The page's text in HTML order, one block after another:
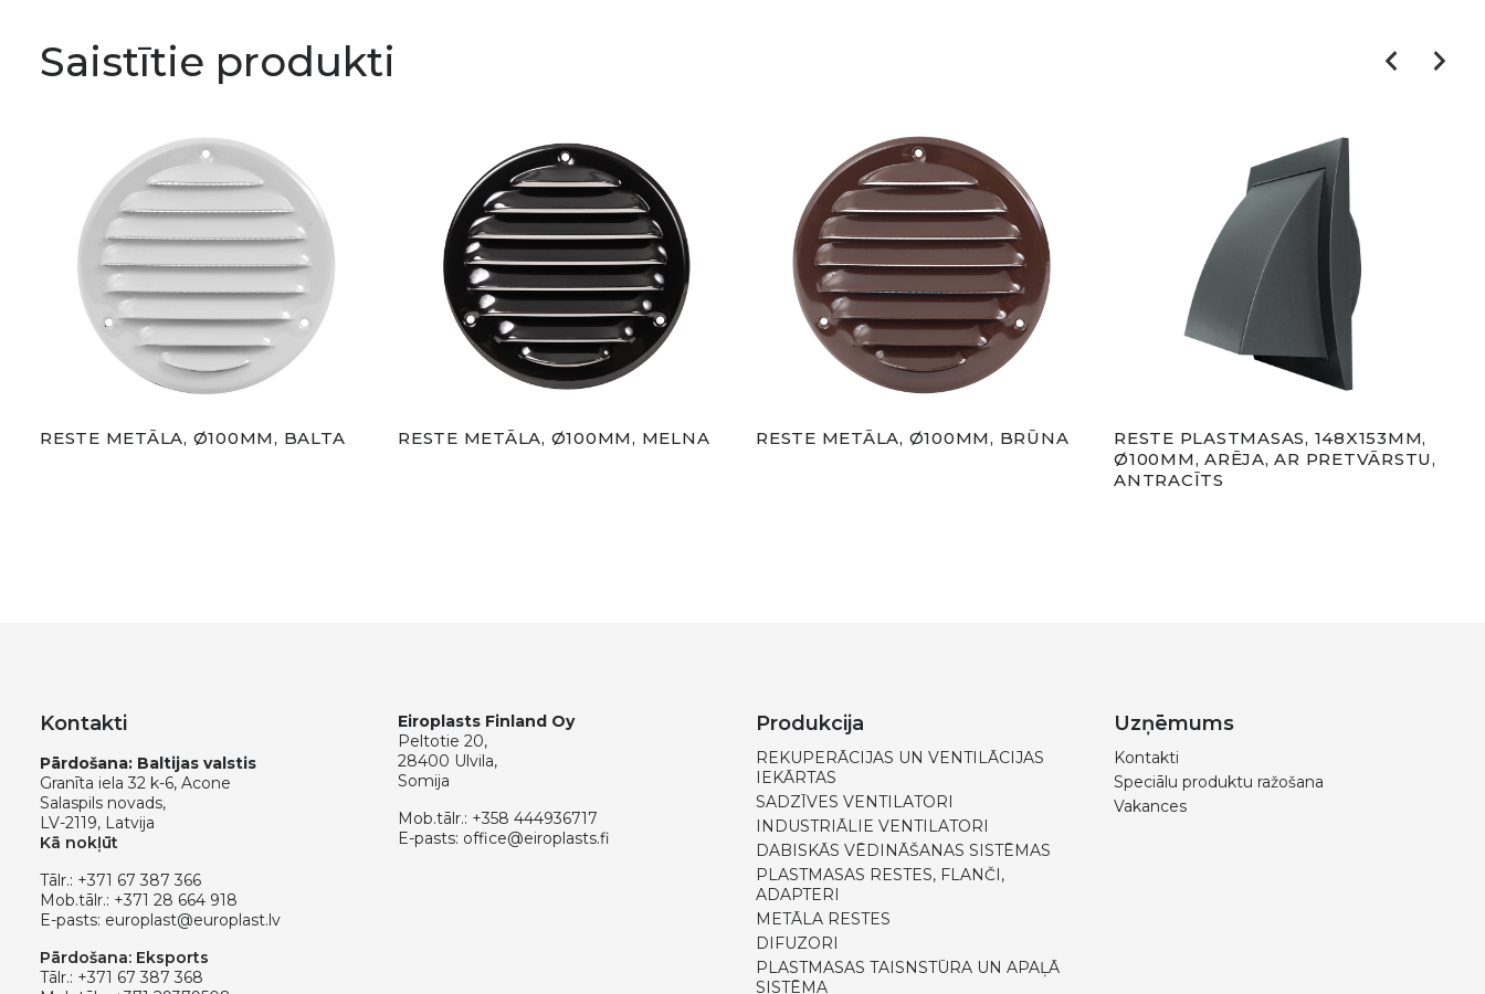
Saistītie produkti
RESTE METĀLA, Ø100MM, BALTA RESTE METĀLA, Ø100MM, MELNA RESTE METĀLA, Ø100MM, BRŪNA
RESTE PLASTMASAS, 148X153MM,
Ø100MM, ARĒJA, AR PRETVĀRSTU,
ANTRACĪTS
Kontakti
Pārdošana: Baltijas valstis
Granīta iela 32 k-6, Acone
Salaspils novads,
LV-2119, Latvija
Kā nokļūt
Tālr.: +371 67 387 366
Mob.tālr.: +371 28 664 918
E-pasts: europlast@europlast.lv
Pārdošana: Eksports
Tālr.: +371 67 387 368
Eiroplasts Finland Oy
Peltotie 20,
28400 Ulvila,
Somija
Mob.tālr.: +358 444936717
E-pasts: office@eiroplasts.fi
Produkcija
REKUPERĀCIJAS UN VENTILĀCIJAS
IEKĀRTAS
SADZĪVES VENTILATORI
INDUSTRIĀLIE VENTILATORI
DABISKĀS VĒDINĀŠANAS SISTĒMAS
PLASTMASAS RESTES, FLANČI,
ADAPTERI
METĀLA RESTES
DIFUZORI
PLASTMASAS TAISNSTŪRA UN APAĻĀ
SISTĒMA
Uzņēmums
Kontakti
Speciālu produktu ražošana
Vakances